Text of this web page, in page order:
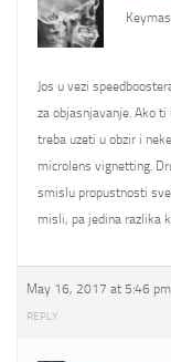
Jos u vezi
za objasnjavanje. Ako
treba uzeti u obzir i
microlens vignetting.
smislu propustnosti
misli, pa jedina razlika
May 16, 2017 at 5:46 pm
REPLY